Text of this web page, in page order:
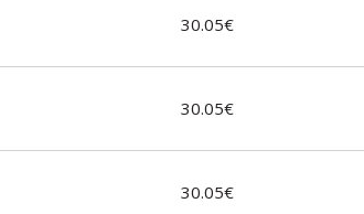
30.05€
30.05€
30.05€